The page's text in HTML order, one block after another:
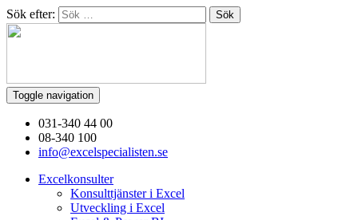
Sök efter:
Toggle navigation
031-340 44 00
08-340 100
info@excelspecialisten.se
Excelkonsulter
Konsulttjänster i Excel
Utveckling i Excel